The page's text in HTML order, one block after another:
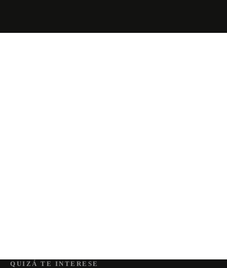
QUIZÁ TE INTERESE